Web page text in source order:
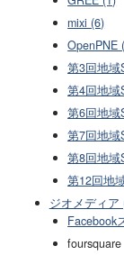
mixi (6)
OpenPNE
第3回地域
第4回地域
第6回地域
第7回地域
第8回地域
第12回地
ジオメディア
Facebook
foursquare